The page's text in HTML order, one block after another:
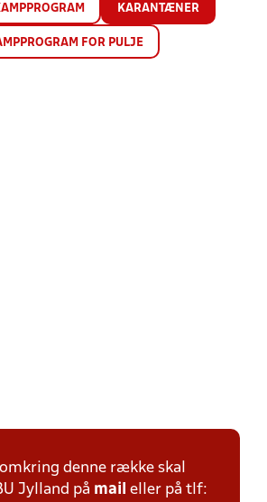
KARANTÆNER
FOR PULJE
denne række skal
Jylland på mail eller på tlf: